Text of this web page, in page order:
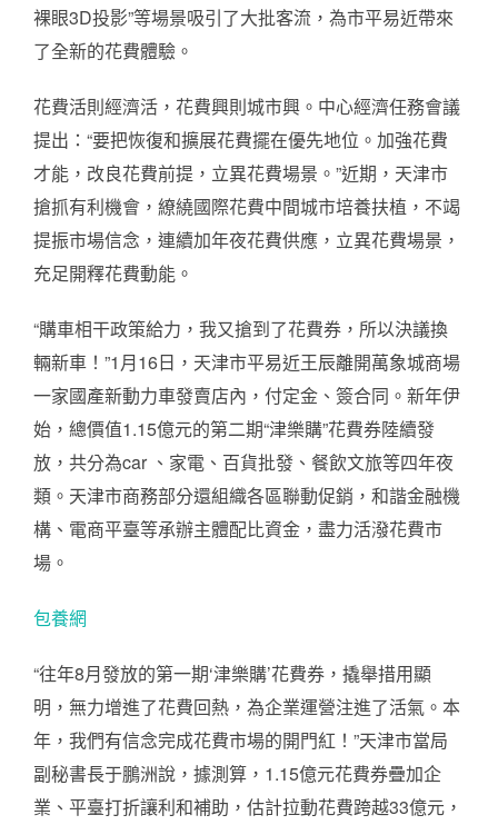
裸眼3D投影”等場景吸引了大批客流，為市平易近帶來
了全新的花費體驗。
花費活則經濟活，花費興則城市興。中心經濟任務會議
提出：“要把恢復和擴展花費擺在優先地位。加強花費
才能，改良花費前提，立異花費場景。”近期，天津市
搶抓有利機會，繚繞國際花費中間城市培養扶植，不竭
提振市場信念，連續加年夜花費供應，立異花費場景，
充足開釋花費動能。
“購車相干政策給力，我又搶到了花費券，所以決議換
輛新車！”1月16日，天津市平易近王辰離開萬象城商場
一家國產新動力車發賣店內，付定金、簽合同。新年伊
始，總價值1.15億元的第二期“津樂購”花費券陸續發
放，共分為car 、家電、百貨批發、餐飲文旅等四年夜
類。天津市商務部分還組織各區聯動促銷，和諧金融機
構、電商平臺等承辦主體配比資金，盡力活潑花費市
場。
包養網
“往年8月發放的第一期‘津樂購’花費券，撬舉措用顯
明，無力增進了花費回熱，為企業運營注進了活氣。本
年，我們有信念完成花費市場的開門紅！”天津市當局
副秘書長于鵬洲說，據測算，1.15億元花費券疊加企
業、平臺打折讓利和補助，估計拉動花費跨越33億元，